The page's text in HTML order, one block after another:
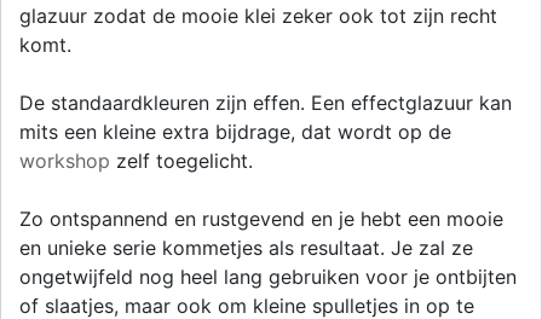
glazuur zodat de mooie klei zeker ook tot zijn recht
komt.
De standaardkleuren zijn effen. Een effectglazuur kan
mits een kleine extra bijdrage, dat wordt op de
workshop zelf toegelicht.
Zo ontspannend en rustgevend en je hebt een mooie
en unieke serie kommetjes als resultaat. Je zal ze
ongetwijfeld nog heel lang gebruiken voor je ontbijten
of slaatjes, maar ook om kleine spulletjes in op te